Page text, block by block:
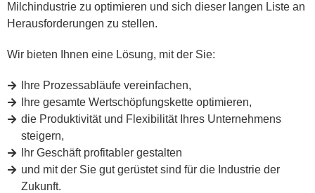
Milchindustrie zu optimieren und sich dieser langen Liste an
Herausforderungen zu stellen.
Wir bieten Ihnen eine Lösung, mit der Sie:
Ihre Prozessabläufe vereinfachen,
Ihre gesamte Wertschöpfungskette optimieren,
die Produktivität und Flexibilität Ihres Unternehmens
steigern,
Ihr Geschäft profitabler gestalten
und mit der Sie gut gerüstet sind für die Industrie der
Zukunft.